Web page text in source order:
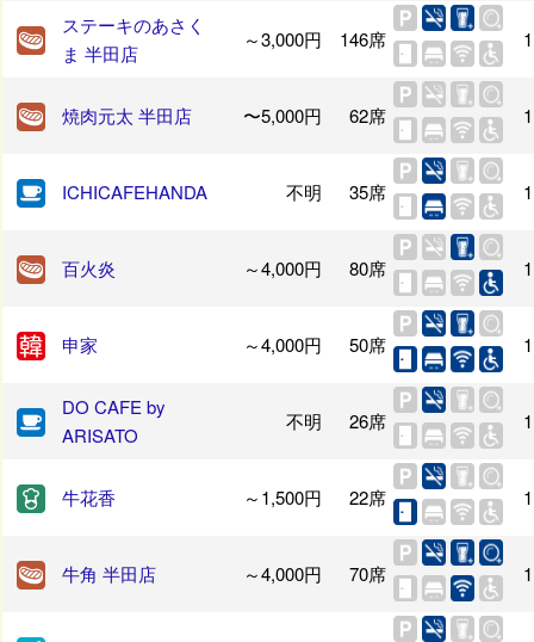
ステーキのあさく
ま 半田店
～3,000円 146席
焼肉元太 半田店 〜5,000円 62席
ICHICAFEHANDA 不明 35席
百火炎 ～4,000円 80席
申家 ～4,000円 50席
DO CAFE by
ARISATO
不明 26席
牛花香 ～1,500円 22席
牛角 半田店 ～4,000円 70席